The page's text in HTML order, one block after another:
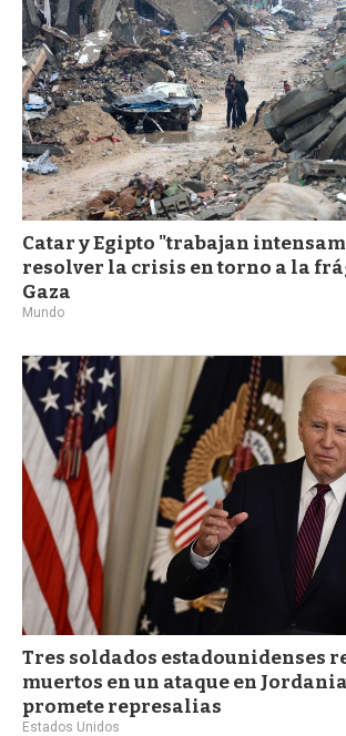
Catar y Egipto "trabajan
resolver la crisis en torno a la
Gaza
Mundo
Tres soldados estadounidenses
muertos en un ataque en
promete represalias
Estados Unidos